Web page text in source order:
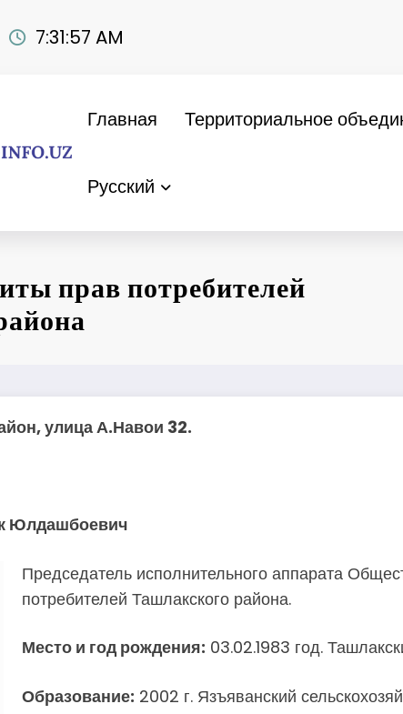
7:31:58 AM
Главная Территориальное
Русский
прав потребителей
улица А.Навои 32.
Юлдашбоевич
Председатель исполнительного аппарата
потребителей Ташлакского района.
Место и год рождения: 03.02.1983 год.
Образование: 2002 г. Язъяванский